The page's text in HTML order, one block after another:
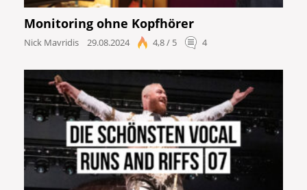
Monitoring ohne Kopfhörer
Nick Mavridis 29.08.2024 4,8 / 5 4